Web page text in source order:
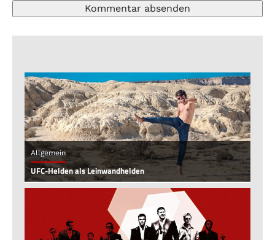
Allgemein
UFC-Helden als Leinwandhelden